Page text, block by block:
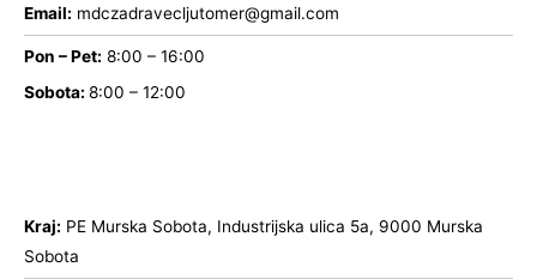
Email: mdczadravecljutomer@gmail.com
Pon – Pet: 8:00 – 16:00
Sobota: 8:00 – 12:00
Kraj: PE Murska Sobota, Industrijska ulica 5a, 9000 Murska
Sobota